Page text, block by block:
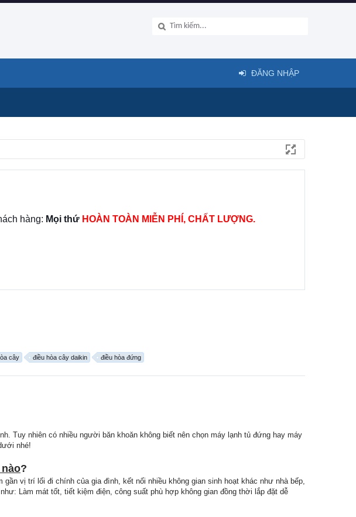
hàng: Mọi thứ HOÀN TOÀN MIỄN PHÍ, CHẤT LƯỢNG.
cây điều hòa cây daikin điều hòa đứng
Tuy nhiên có nhiều người băn khoăn không biết nên chọn máy lạnh tủ đứng hay máy
nhé!
?
vị trí lối đi chính của gia đình, kết nối nhiều không gian sinh hoạt khác như nhà bếp,
Làm mát tốt, tiết kiệm điện, công suất phù hợp không gian đồng thời lắp đặt dễ
ĐĂNG NHẬP